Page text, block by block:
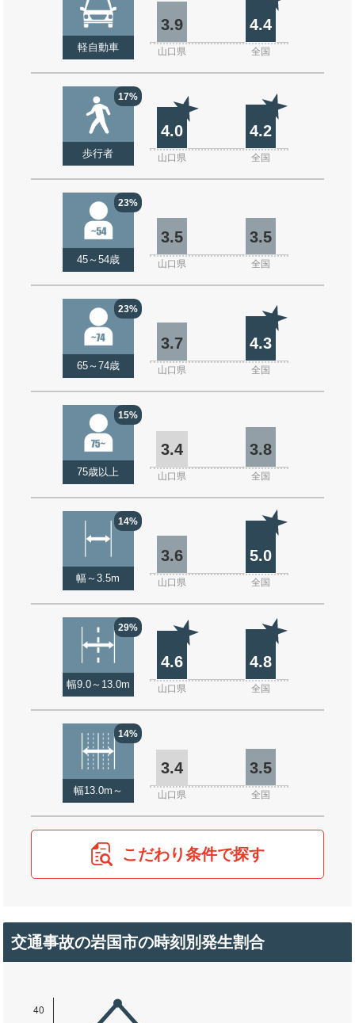
軽自動車
3.9 4.4
山口県 全国
17%
歩行者
4.0 4.2
山口県 全国
23%
45～54歳
3.5 3.5
山口県 全国
23%
65～74歳
3.7 4.3
山口県 全国
15%
75歳以上
3.4 3.8
山口県 全国
14%
幅～3.5m
3.6 5.0
山口県 全国
29%
幅9.0～13.0m
4.6 4.8
山口県 全国
14%
幅13.0m～
3.4 3.5
山口県 全国
こだわり条件で探す
交通事故の岩国市の時刻別発生割合